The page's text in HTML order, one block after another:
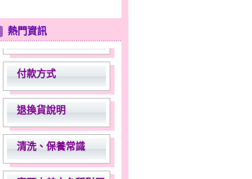
熱門資訊
關於金玉堂
付款方式
退換貨說明
清洗、保養常識
寶石中英文名稱對照